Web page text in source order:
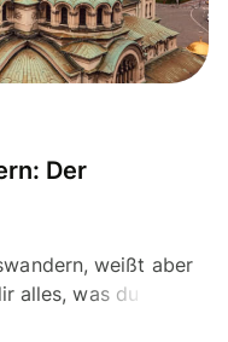
Der
weißt aber
alles, was du wissen